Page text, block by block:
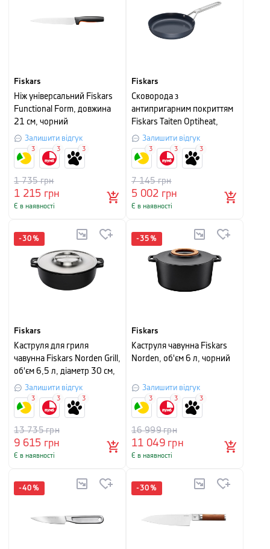
Fiskars
Ніж універсальний Fiskars
Functional Form, довжина
21 см, чорний
Залишити відгук
1 215 грн
1 735грн
Є в наявності
3 3 3
Fiskars
Сковорода з
антипригарним покриттям
Fiskars Taiten Optiheat,
діаметр 24 см, чорний
Залишити відгук
5 002 грн
7 145грн
Є в наявності
3 3 3
-30 %
Fiskars
Каструля для гриля
чавунна Fiskars Norden Grill,
об'єм 6,5 л, діаметр 30 см,
чорний
Залишити відгук
9 615 грн
13 735грн
Є в наявності
3 3 3
-35 %
Fiskars
Каструля чавунна Fiskars
Norden, об'єм 6 л, чорний
Залишити відгук
11 049грн
16 999грн
Є в наявності
3 3 3
-40 % -30 %